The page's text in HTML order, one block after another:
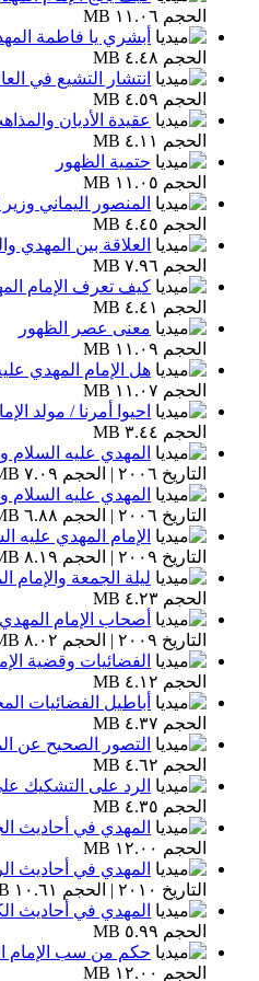
الحجم ١١.٠٦ MB
أبشري يا فاطمة
الحجم ٤.٤٨ MB
انتشار التشيع في
الحجم ٤.٥٩ MB
عقيدة الأديان
الحجم ٤.١١ MB
حتمية الظهور
الحجم ١١.٠٥ MB
المنصور اليماني
الحجم ٤.٤٥ MB
العلاقة بين المهدي
الحجم ٧.٩٦ MB
كيف تعرف الإمام
الحجم ٤.٤١ MB
معنى عصر الظهور
الحجم ١١.٠٩ MB
هل الإمام المهدي
الحجم ١١.٠٧ MB
احيوا أمرنا / مولد
الحجم ٣.٤٤ MB
المهدي عليه السلام
التاريخ ٢٠٠٦ | الحجم ٧.٠٩ MB
المهدي عليه السلام
التاريخ ٢٠٠٦ | الحجم ٦.٨٨ MB
الإمام المهدي عليه
التاريخ ٢٠٠٩ | الحجم ٨.١٩ MB
ليلة الجمعة والإمام
الحجم ٤.٢٣ MB
أصحاب الإمام
التاريخ ٢٠٠٩ | الحجم ٨.٠٢ MB
الفضائيات وقضية
الحجم ٤.١٢ MB
أباطيل الفضائيات
الحجم ٤.٣٧ MB
التصور الصحيح عن
الحجم ٤.٦٢ MB
الرد على التشكيك
الحجم ٤.٣٥ MB
المهدي في أحاديث
الحجم ١٢.٠٠ MB
المهدي في أحاديث
التاريخ ٢٠١٠ | الحجم ١٠.٦١ MB
المهدي في أحاديث
الحجم ٥.٩٩ MB
حكم من سب الإمام
الحجم ١٢.٠٠ MB